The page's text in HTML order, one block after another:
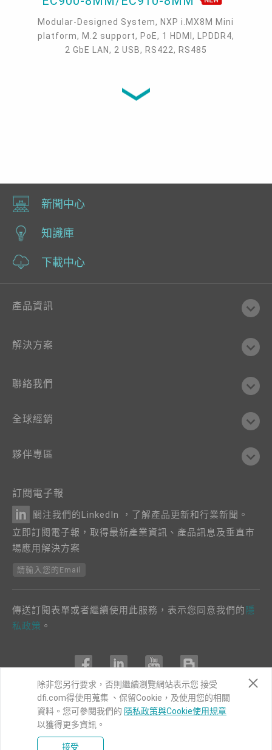
Modular-Designed System, NXP i.MX8M Mini
platform, M.2 support, PoE, 1 HDMI, LPDDR4,
2 GbE LAN, 2 USB, RS422, RS485
新聞中心
知識庫
下載中心
產品資訊
解決方案
聯絡我們
全球經銷
夥伴專區
訂閱電子報
關注我們的LinkedIn ，了解產品更新和行業新聞。
立即訂閱電子報，取得最新產業資訊、產品訊息及垂直市
場應用解決方案
請輸入您的Email
傳送訂閱表單或者繼續使用此服務，表示您同意我們的 隱
私政策 。
COPYRIGHT©DFI2024. ALL RIGHTS RESERVED.
|隱私權政策
除非您另行要求，否則繼續瀏覽網站表示您 接受
dfi.com得使用蒐集 、保留Cookie，及使用您的相關
資料。您可參閱我們的 隱私政策與Cookie使用規章
以獲得更多資訊。
接受